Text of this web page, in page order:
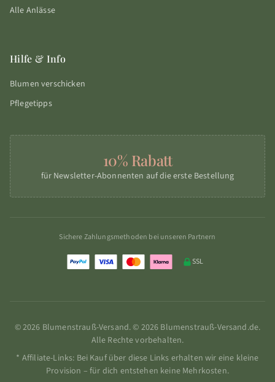
Alle Anlässe
Hilfe & Info
Blumen verschicken
Pflegetipps
10% Rabatt
für Newsletter-Abonnenten auf die erste Bestellung
Sichere Zahlungsmethoden bei unseren Partnern
SSL
© 2026 Blumenstrauß-Versand. © 2026 Blumenstrauß-Versand.de.
Alle Rechte vorbehalten.
* Affiliate-Links: Bei Kauf über diese Links erhalten wir eine kleine
Provision – für dich entstehen keine Mehrkosten.